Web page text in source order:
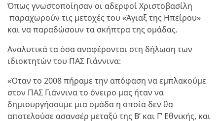
Όπως γνωστοποίησαν οι αδερφοί Χριστοβασίλη
παραχωρούν τις μετοχές του «Άγιαξ της Ηπείρου»
και να παραδώσουν τα σκήπτρα της ομάδας.
Αναλυτικά τα όσα αναφέρονται στη δήλωση των
ιδιοκτητών του ΠΑΣ Γιάννινα:
«Όταν το 2008 πήραμε την απόφαση να εμπλακούμε
στον ΠΑΣ Γιάννινα το όνειρο μας ήταν να
δημιουργήσουμε μια ομάδα η οποία δεν θα
αποτελούσε ασανσέρ μεταξύ της Β’ και Γ’ Εθνικής, και